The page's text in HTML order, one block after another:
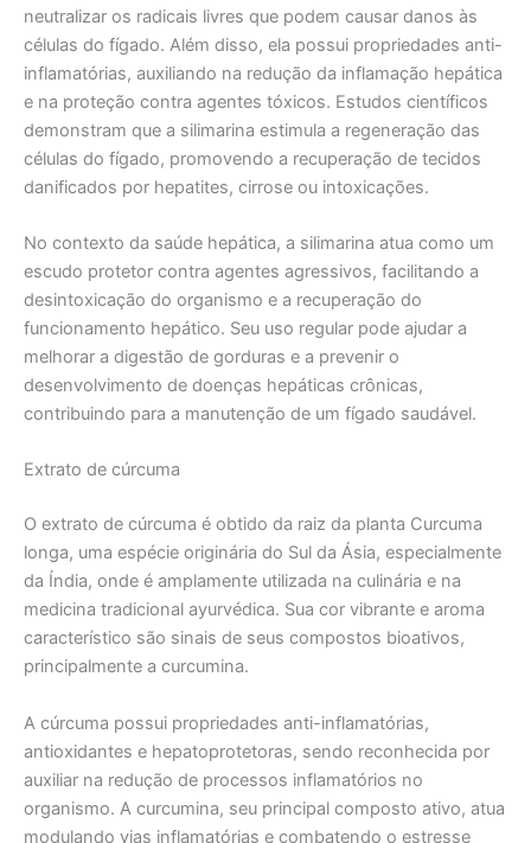
neutralizar os radicais livres que podem causar danos às
células do fígado. Além disso, ela possui propriedades anti-
inflamatórias, auxiliando na redução da inflamação hepática
e na proteção contra agentes tóxicos. Estudos científicos
demonstram que a silimarina estimula a regeneração das
células do fígado, promovendo a recuperação de tecidos
danificados por hepatites, cirrose ou intoxicações.
No contexto da saúde hepática, a silimarina atua como um
escudo protetor contra agentes agressivos, facilitando a
desintoxicação do organismo e a recuperação do
funcionamento hepático. Seu uso regular pode ajudar a
melhorar a digestão de gorduras e a prevenir o
desenvolvimento de doenças hepáticas crônicas,
contribuindo para a manutenção de um fígado saudável.
Extrato de cúrcuma
O extrato de cúrcuma é obtido da raiz da planta Curcuma
longa, uma espécie originária do Sul da Ásia, especialmente
da Índia, onde é amplamente utilizada na culinária e na
medicina tradicional ayurvédica. Sua cor vibrante e aroma
característico são sinais de seus compostos bioativos,
principalmente a curcumina.
A cúrcuma possui propriedades anti-inflamatórias,
antioxidantes e hepatoprotetoras, sendo reconhecida por
auxiliar na redução de processos inflamatórios no
organismo. A curcumina, seu principal composto ativo, atua
modulando vias inflamatórias e combatendo o estresse